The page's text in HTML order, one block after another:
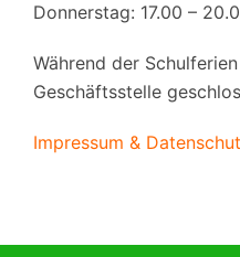
Donnerstag: 17.00 –
Während der
Geschäftsstelle
Impressum &